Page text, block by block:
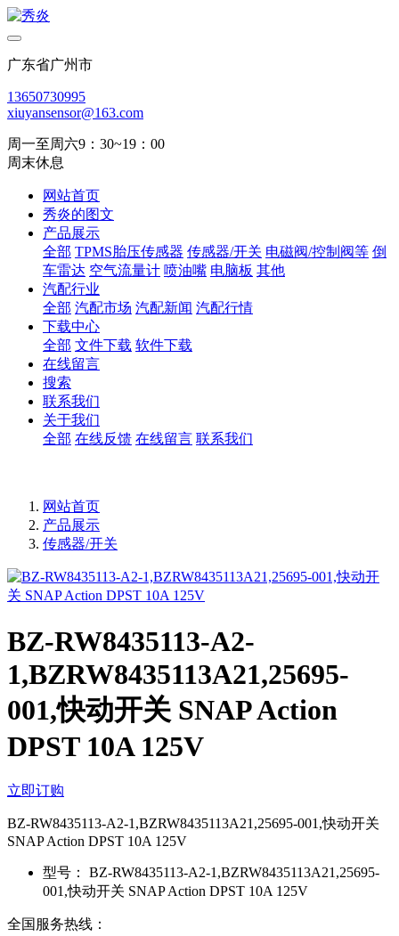
广东省广州市
13650730995
xiuyansensor@163.com
周一至周六9：30~19：00
周末休息
网站首页
秀炎的图文
产品展示
全部 TPMS胎压传感器 传感器/开关 电磁阀/控制阀等 倒
车雷达 空气流量计 喷油嘴 电脑板 其他
汽配行业
全部 汽配市场 汽配新闻 汽配行情
下载中心
全部 文件下载 软件下载
在线留言
搜索
联系我们
关于我们
全部 在线反馈 在线留言 联系我们
网站首页
产品展示
传感器/开关
BZ-RW8435113-A2-
1,BZRW8435113A21,25695-
001,快动开关 SNAP Action
DPST 10A 125V
立即订购
BZ-RW8435113-A2-1,BZRW8435113A21,25695-001,快动开关
SNAP Action DPST 10A 125V
型号：
BZ-RW8435113-A2-1,BZRW8435113A21,25695-
001,快动开关 SNAP Action DPST 10A 125V
全国服务热线：